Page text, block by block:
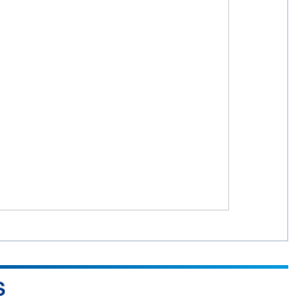
+ PORTEFEUILLE + LISTE